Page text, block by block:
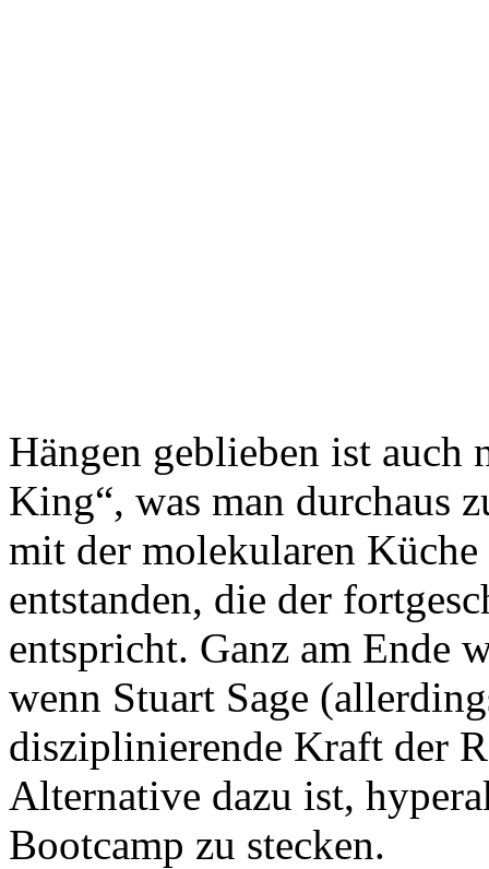
Hängen geblieben ist auch
King“, was man durchaus
mit der molekularen
entstanden, die der
entspricht. Ganz am Ende
wenn Stuart Sage
disziplinierende Kraft der
Alternative dazu ist,
Bootcamp zu stecken.